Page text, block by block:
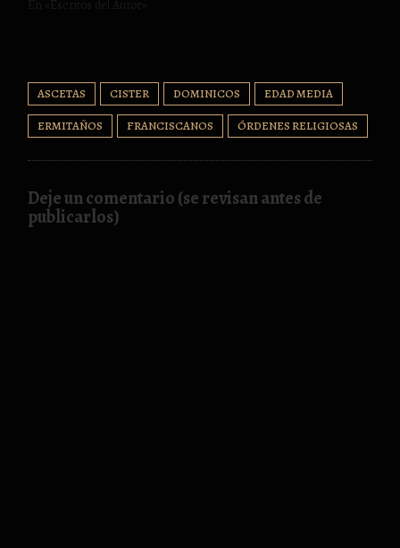
ASCETAS CISTER DOMINICOS EDAD MEDIA
ERMITAÑOS FRANCISCANOS ÓRDENES RELIGIOSAS
Deje un comentario (se revisan antes de
publicarlos)